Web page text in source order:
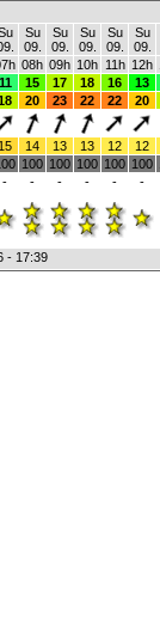
Su
09.
Su
09.
Su
09.
Su
09.
Su
09.
08h 09h 10h 11h 12h
11 15 17 18 16
13
20 23 22 22
20
15 14 13 13 12
12
100 100 100 100 100
- - - - - -
- 17:39